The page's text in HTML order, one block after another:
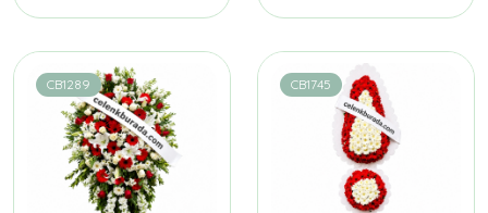
CB1289 CB1745